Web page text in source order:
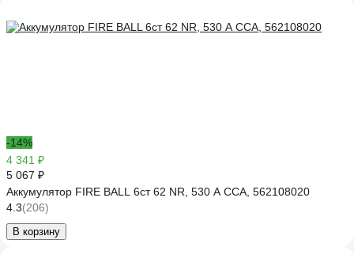
-14%
4 341 ₽
5 067 ₽
Аккумулятор FIRE BALL 6ст 62 NR, 530 А CCA, 562108020
4.3(206)
В корзину